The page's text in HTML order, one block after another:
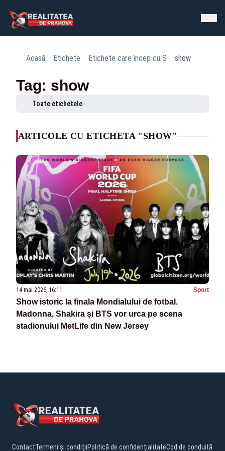
Acasă Etichete Etichete care încep cu S show
Tag: show
Toate etichetele
ARTICOLE CU ETICHETA "SHOW"
14 mai 2026, 16:11 Sport
Show istoric la finala Mondialului de fotbal.
Madonna, Shakira și BTS vor urca pe scena
stadionului MetLife din New Jersey
ContactTermeni și condițiiPolitică de confidențialitateCod de conduită